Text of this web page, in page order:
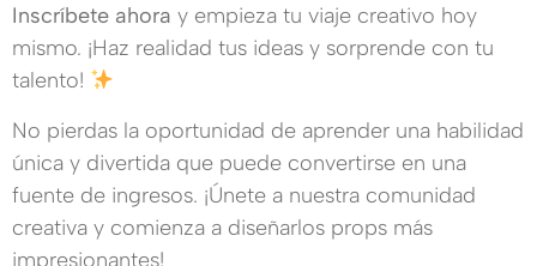
Inscríbete ahora y empieza tu viaje creativo hoy
mismo. ¡Haz realidad tus ideas y sorprende con tu
talento!
No pierdas la oportunidad de aprender una habilidad
única y divertida que puede convertirse en una
fuente de ingresos. ¡Únete a nuestra comunidad
creativa y comienza a diseñarlos props más
impresionantes!